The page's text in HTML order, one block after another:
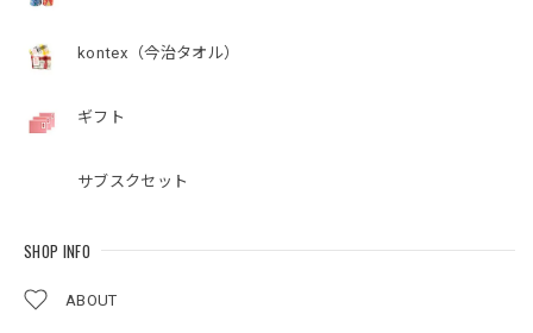
kontex（今治タオル）
ギフト
サブスクセット
SHOP INFO
ABOUT